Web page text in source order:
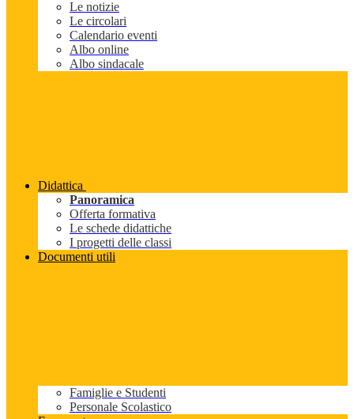
Le notizie
Le circolari
Calendario eventi
Albo online
Albo sindacale
Didattica
Panoramica
Offerta formativa
Le schede didattiche
I progetti delle classi
Documenti utili
Famiglie e Studenti
Personale Scolastico